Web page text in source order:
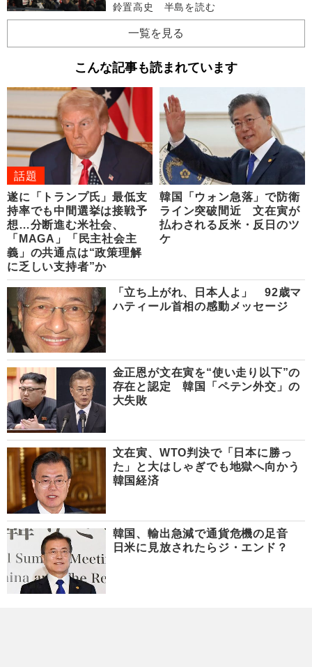
鈴置高史 半島を読む
一覧を見る
こんな記事も読まれています
話題
遂に「トランプ氏」最低支
持率でも中間選挙は接戦予
想…分断進む米社会、
「MAGA」「民主社会主
義」の共通点は“政策理解
に乏しい支持者”か
韓国「ウォン急落」で防衛
ライン突破間近 文在寅が
払わされる反米・反日のツ
ケ
「立ち上がれ、日本人よ」 92歳マ
ハティール首相の感動メッセージ
金正恩が文在寅を“使い走り以下”の
存在と認定 韓国「ペテン外交」の
大失敗
文在寅、WTO判決で「日本に勝っ
た」と大はしゃぎでも地獄へ向かう
韓国経済
韓国、輸出急減で通貨危機の足音
日米に見放されたらジ・エンド？